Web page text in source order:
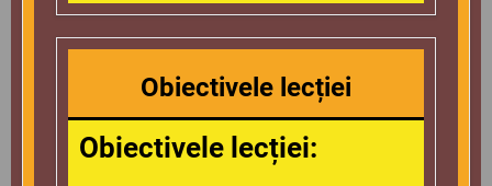
Obiectivele lecției
Obiectivele lecției: